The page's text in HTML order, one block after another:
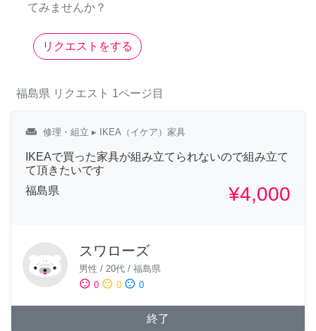
てみませんか？
リクエストをする
福島県 リクエスト 1ページ目
weekend 修理・組立 ▸ IKEA（イケア）家具
IKEAで買った家具が組み立てられないので組み立て
て頂きたいです
福島県
¥4,000
スワローズ
男性 / 20代 / 福島県
sentiment_satisfied 0 sentiment_neutral 0 sentiment_dissatisfied 0
終了